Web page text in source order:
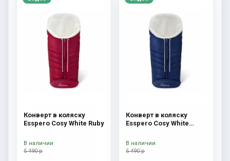
Конверт в коляску
Esspero Cosy White Ruby
5 490 р
В наличии
Конверт в коляску
Esspero Cosy White
5 490 р
В наличии